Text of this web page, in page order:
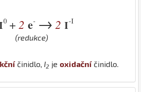
0 + 2 e- → 2 I-I
(redukce)
činidlo, I2je oxidačníčinidlo.